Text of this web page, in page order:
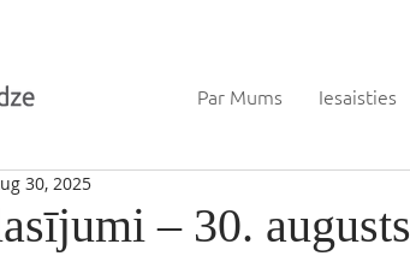
Par Mums Iesaisties
– 30. augusts
30, 2025